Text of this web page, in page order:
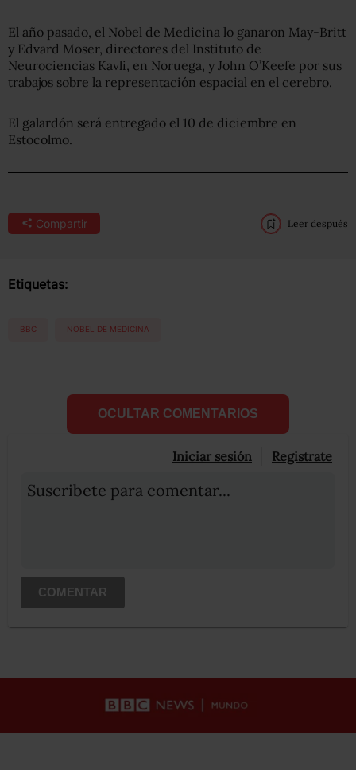
El año pasado, el Nobel de Medicina lo ganaron May-Britt
y Edvard Moser, directores del Instituto de
Neurociencias Kavli, en Noruega, y John O’Keefe por sus
trabajos sobre la representación espacial en el cerebro.
El galardón será entregado el 10 de diciembre en
Estocolmo.
Compartir Leer después
Etiquetas:
BBC NOBEL DE MEDICINA
OCULTAR COMENTARIOS
Iniciar sesión Registrate
Suscribete para comentar...
COMENTAR